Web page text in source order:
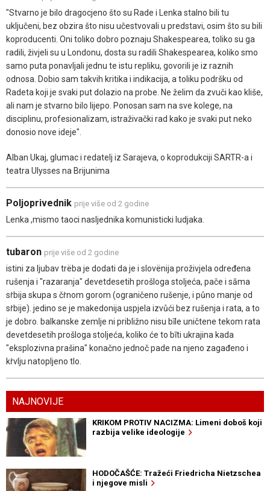
"Stvarno je bilo dragocjeno što su Rade i Lenka stalno bili tu
uključeni, bez obzira što nisu učestvovali u predstavi, osim što su bili
koproducenti. Oni toliko dobro poznaju Shakespearea, toliko su ga
radili, živjeli su u Londonu, dosta su radili Shakespearea, koliko smo
samo puta ponavljali jednu te istu repliku, govorili je iz raznih
odnosa. Dobio sam takvih kritika i indikacija, a toliku podršku od
Radeta koji je svaki put dolazio na probe. Ne želim da zvuči kao kliše,
ali nam je stvarno bilo lijepo. Ponosan sam na sve kolege, na
disciplinu, profesionalizam, istraživački rad kako je svaki put neko
donosio nove ideje".
Alban Ukaj, glumac i redatelj iz Sarajeva, o koprodukciji SARTR-a i
teatra Ulysses na Brijunima
Poljoprivednik prije više od 2 godine
Lenka ,mismo taoci nasljednika komunisticki ludjaka.
tubaron prije više od 2 godine
istini za ljubav trëba je dodati da je i slovënija proživjela određena
rušenja i "razaranja" devetdesetih prošloga stoljeća, pače i sāma
sṙbija skupa s čṙnom gorom (ograničeno rušenje, i půno manje od
sṙbije). jedino se je makedonija uspjela izvůći bez rušenja i rata, a to
je dobro. balkanske zemlje ni približno nisu bīle uničtene tekom rata
devetdesetih prošloga stoljeća, koliko će to bīti ukrajina kada
"eksplozivna prašina" konačno jednoč pade na njeno zagađeno i
kṙvlju natopljeno tlo.
NAJNOVIJE
KRIKOM PROTIV NACIZMA: Limeni doboš koji
razbija velike ideologije
HODOČAŠĆE: Tražeći Friedricha Nietzschea
i njegove misli